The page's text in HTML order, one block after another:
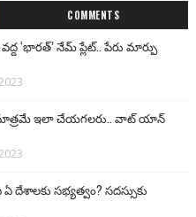
COMMENTS
‘భారత్’ నేమ్ ప్లేట్‌.. పేరు మార్పు
మాత్రమే ఇలా చేయగలరు.. వాట్ యాన్
దేశాలకు సభ్యత్వం? సదస్సుకు